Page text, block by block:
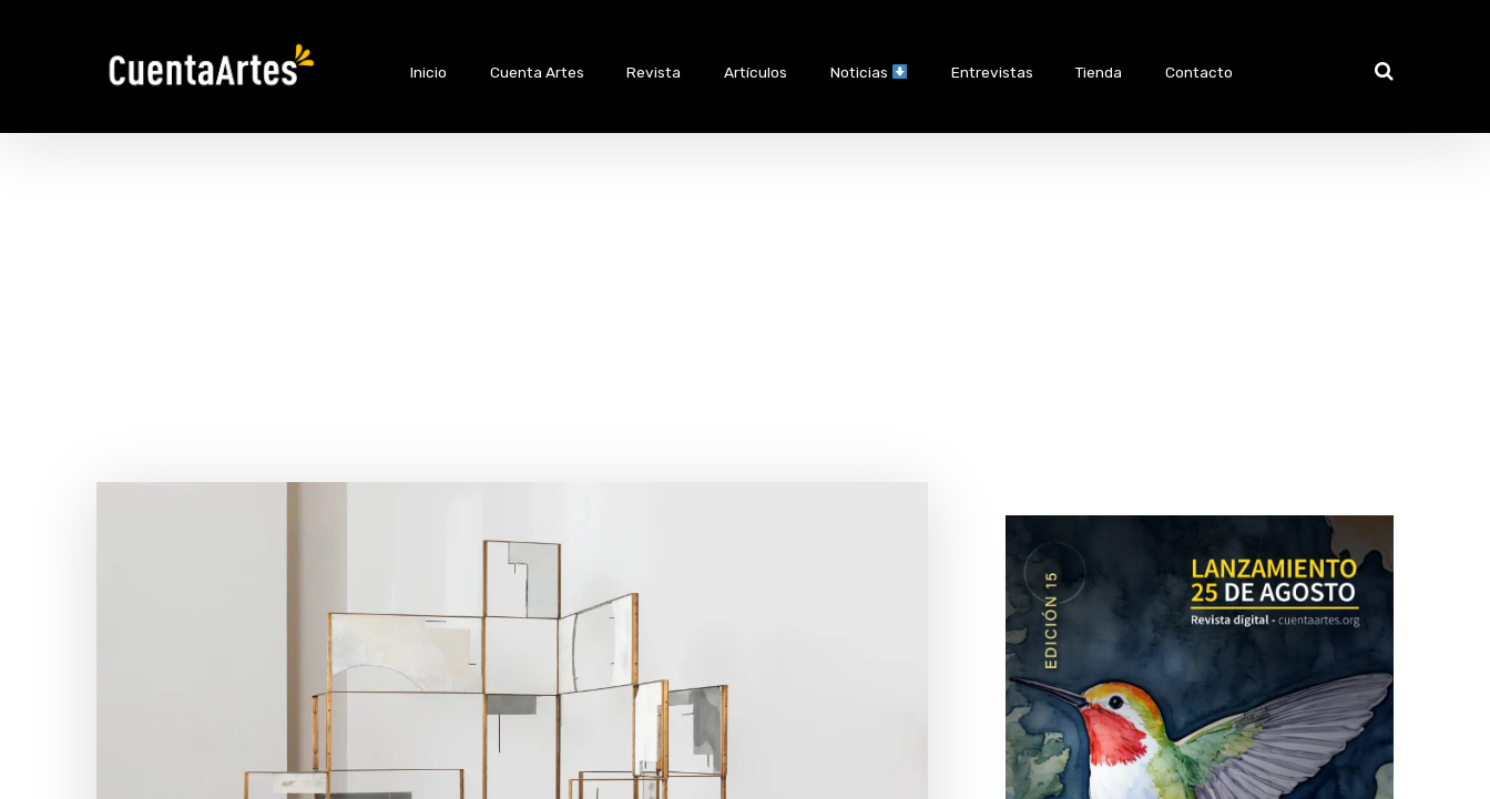
Inicio Cuenta Artes Revista Artículos Noticias Entrevistas Tienda Contacto